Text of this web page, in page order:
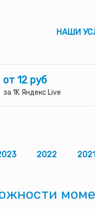
НАШИ
от 12 руб
за 1K Яндекс Live
2022